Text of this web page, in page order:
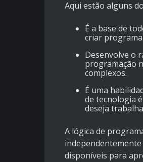
Aqui estão alguns
É a base de
criar
Desenvolve o
programação
complexos.
É uma
de tecnologia
deseja
A lógica de
disponíveis para